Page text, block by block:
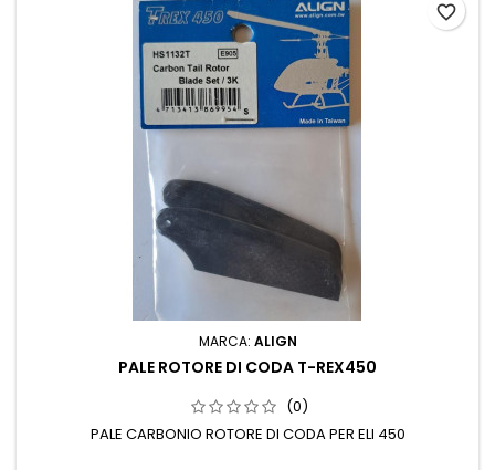
MARCA: ALIGN
PALE ROTORE DI CODA T-REX450
(0)
PALE CARBONIO ROTORE DI CODA PER ELI 450
favorite_border